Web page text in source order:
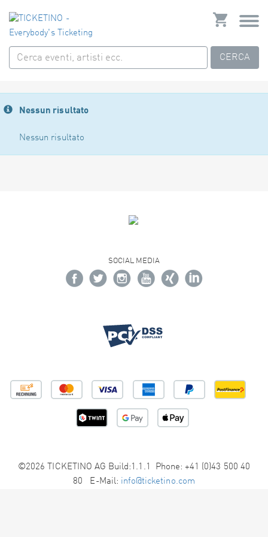
CERCA
Nessun risultato
Nessun risultato
SOCIAL MEDIA
©2026 TICKETINO AG Build:1.1.1 Phone: +41 (0)43 500 40
80 E-Mail: info@ticketino.com